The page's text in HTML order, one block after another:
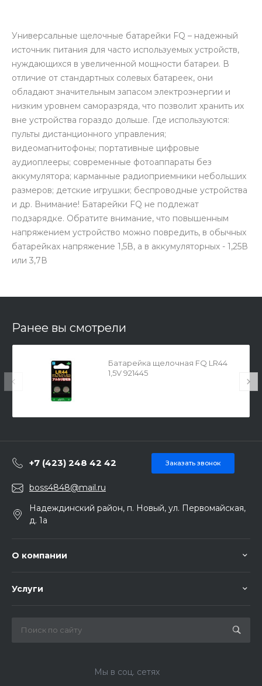
Универсальные щелочные батарейки FQ – надежный
источник питания для часто используемых устройств,
нуждающихся в увеличенной мощности батареи. В
отличие от стандартных солевых батареек, они
обладают значительным запасом электроэнергии и
низким уровнем саморазряда, что позволит хранить их
вне устройства гораздо дольше. Где используются:
пульты дистанционного управления;
видеомагнитофоны; портативные цифровые
аудиоплееры; современные фотоаппараты без
аккумулятора; карманные радиоприемники небольших
размеров; детские игрушки; беспроводные устройства
и др. Внимание! Батарейки FQ не подлежат
подзарядке. Обратите внимание, что повышенным
напряжением устройство можно повредить, в обычных
батарейках напряжение 1,5В, а в аккумуляторных - 1,25В
или 3,7В
Ранее вы смотрели
Батарейка щелочная FQ LR44
1,5V 921445
+7 (423) 248 42 42 Заказать звонок
boss4848@mail.ru
Надеждинский район, п. Новый, ул. Первомайская,
д. 1а
О компании
Услуги
Мы в соц. сетях